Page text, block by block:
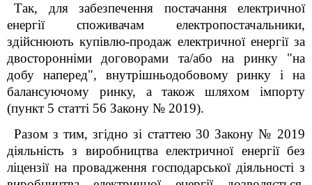
Так, для забезпечення постачання електричної
енергії споживачам електропостачальники,
здійснюють купівлю-продаж електричної енергії за
двосторонніми договорами та/або на ринку "на
добу наперед", внутрішньодобовому ринку і на
балансуючому ринку, а також шляхом імпорту
(пункт 5 статті 56 Закону № 2019).
Разом з тим, згідно зі статтею 30 Закону № 2019
діяльність з виробництва електричної енергії без
ліцензії на провадження господарської діяльності з